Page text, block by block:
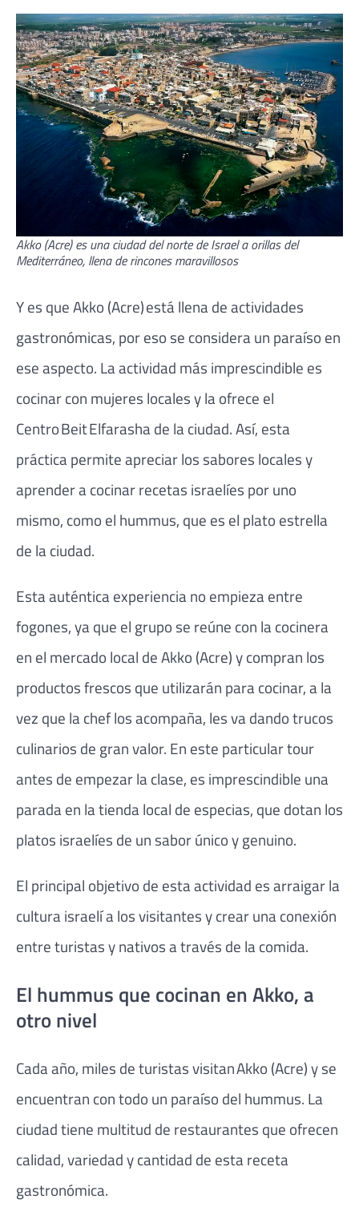
Akko (Acre) es una ciudad del norte de Israel a orillas del
Mediterráneo, llena de rincones maravillosos
Y es que Akko (Acre) está llena de actividades
gastronómicas, por eso se considera un paraíso en
ese aspecto. La actividad más imprescindible es
cocinar con mujeres locales y la ofrece el
Centro Beit Elfarasha de la ciudad. Así, esta
práctica permite apreciar los sabores locales y
aprender a cocinar recetas israelíes por uno
mismo, como el hummus, que es el plato estrella
de la ciudad.
Esta auténtica experiencia no empieza entre
fogones, ya que el grupo se reúne con la cocinera
en el mercado local de Akko (Acre) y compran los
productos frescos que utilizarán para cocinar, a la
vez que la chef los acompaña, les va dando trucos
culinarios de gran valor. En este particular tour
antes de empezar la clase, es imprescindible una
parada en la tienda local de especias, que dotan los
platos israelíes de un sabor único y genuino.
El principal objetivo de esta actividad es arraigar la
cultura israelí a los visitantes y crear una conexión
entre turistas y nativos a través de la comida.
El hummus que cocinan en Akko, a
otro nivel
Cada año, miles de turistas visitan Akko (Acre) y se
encuentran con todo un paraíso del hummus. La
ciudad tiene multitud de restaurantes que ofrecen
calidad, variedad y cantidad de esta receta
gastronómica.